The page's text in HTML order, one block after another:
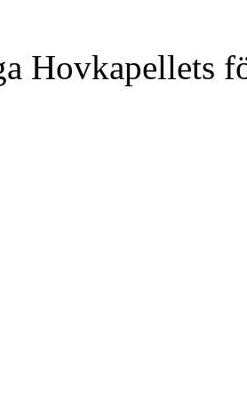
Hovkapellets